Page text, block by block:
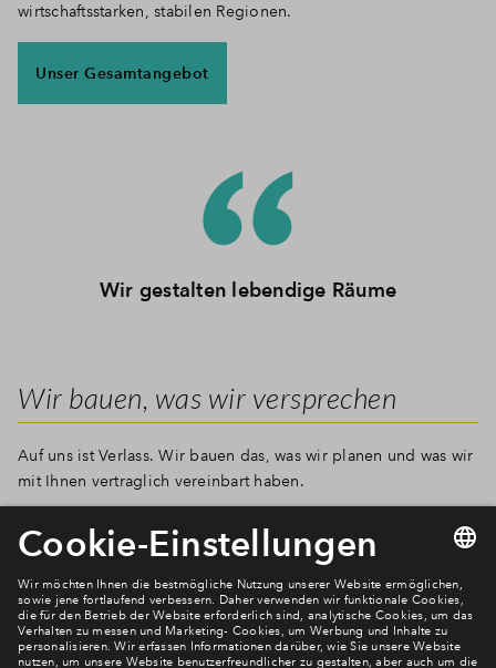
wirtschaftsstarken, stabilen Regionen.
Unser Gesamtangebot
Wir gestalten lebendige Räume
Wir bauen, was wir versprechen
Auf uns ist Verlass. Wir bauen das, was wir planen und was wir
mit Ihnen vertraglich vereinbart haben.
Newsletter Anmeldung
Verpassen Sie zu diesem Wohnprojekt keine Neuigkeiten
mehr! Wir halten Sie auf dem Laufenden – mit unserem